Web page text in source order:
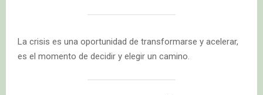
La crisis es una oportunidad de transformarse y acelerar,
es el momento de decidir y elegir un camino.